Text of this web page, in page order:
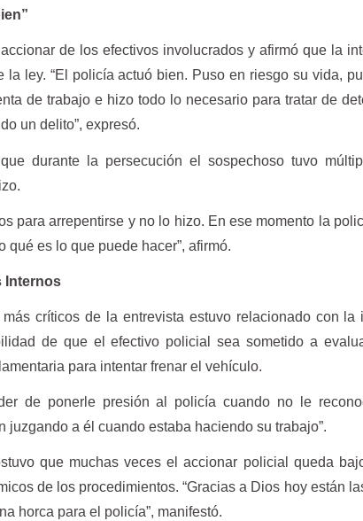
de los efectivos involucrados y afirmó que la
la ley. “El policía actuó bien. Puso en riesgo su vida,
de trabajo e hizo todo lo necesario para tratar de
un delito”, expresó.
durante la persecución el sospechoso tuvo
para arrepentirse y no lo hizo. En ese momento la
qué es lo que puede hacer”, afirmó.
Internos
críticos de la entrevista estuvo relacionado con la
de que el efectivo policial sea sometido a
para intentar frenar el vehículo.
de ponerle presión al policía cuando no le
juzgando a él cuando estaba haciendo su trabajo”.
que muchas veces el accionar policial queda
de los procedimientos. “Gracias a Dios hoy están
horca para el policía”, manifestó.